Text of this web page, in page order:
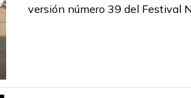
versión número 39 del Festival